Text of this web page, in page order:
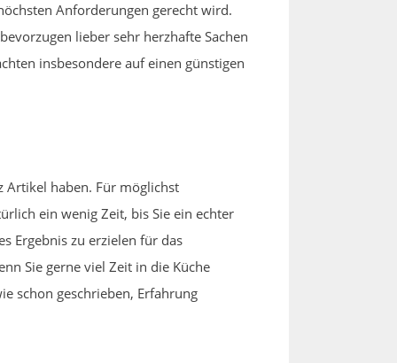
Anforderungen gerecht wird.
lieber sehr herzhafte Sachen
insbesondere auf einen günstigen
Artikel haben. Für möglichst
ein wenig Zeit, bis Sie ein echter
Ergebnis zu erzielen für das
Sie gerne viel Zeit in die Küche
schon geschrieben, Erfahrung